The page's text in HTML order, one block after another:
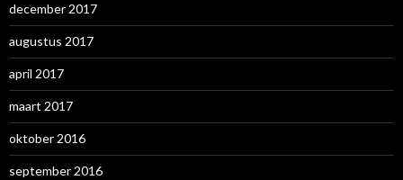
december 2017
augustus 2017
april 2017
maart 2017
oktober 2016
september 2016